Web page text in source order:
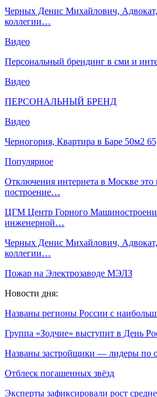
Черных Денис Михайлович, Адвокат,
коллегии…
Видео
Персональный брендинг в сми и
Видео
ПЕРСОНАЛЬНЫЙ БРЕНД
Видео
Черногория, Квартира в Баре 50м2
Популярное
Отключения интернета в Москве это
построение…
ЦГМ Центр Горного
инженерной…
Черных Денис Михайлович, Адвокат,
коллегии…
Пожар на Электрозаводе МЭЛЗ
Новости дня:
Названы регионы России с
Группа «Зодчие» выступит в День
Названы застройщики — лидеры по
Отблеск погашенных звёзд
Эксперты зафиксировали рост